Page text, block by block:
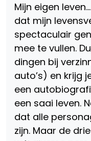
Mijn eigen
dat mijn
spectaculair
mee te vullen.
dingen bij
auto’s) en krijg
een
een saai leven.
dat alle
zijn. Maar de